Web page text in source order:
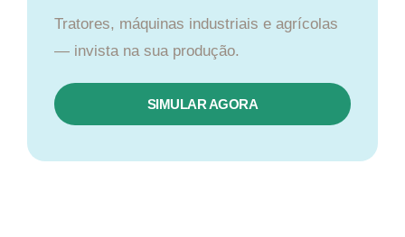
Tratores, máquinas industriais e agrícolas
— invista na sua produção.
SIMULAR AGORA